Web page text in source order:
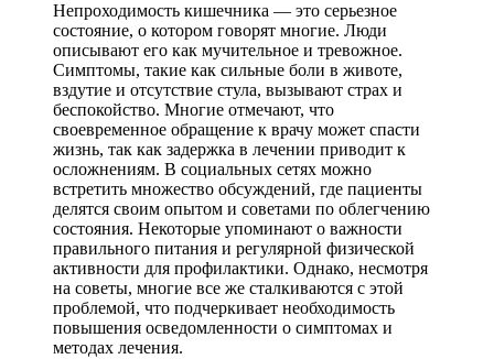
Непроходимость кишечника — это серьезное
состояние, о котором говорят многие. Люди
описывают его как мучительное и тревожное.
Симптомы, такие как сильные боли в животе,
вздутие и отсутствие стула, вызывают страх и
беспокойство. Многие отмечают, что
своевременное обращение к врачу может спасти
жизнь, так как задержка в лечении приводит к
осложнениям. В социальных сетях можно
встретить множество обсуждений, где пациенты
делятся своим опытом и советами по облегчению
состояния. Некоторые упоминают о важности
правильного питания и регулярной физической
активности для профилактики. Однако, несмотря
на советы, многие все же сталкиваются с этой
проблемой, что подчеркивает необходимость
повышения осведомленности о симптомах и
методах лечения.